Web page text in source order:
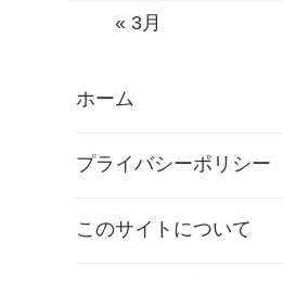
« 3月
ホーム
プライバシーポリシー
このサイトについて